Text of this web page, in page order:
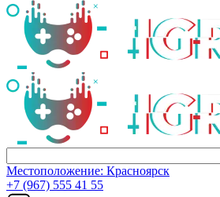
Местоположение: Красноярск
+7 (967) 555 41 55